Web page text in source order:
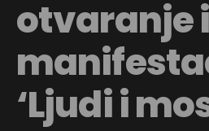
otvaranje
‘Ljudi i